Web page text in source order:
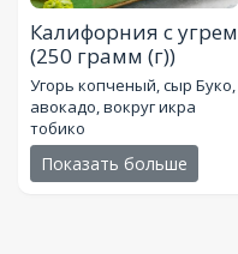
Калифорния с угрем
(250 грамм (г))
Угорь копченый, сыр Буко,
авокадо, вокруг икра
тобико
Показать больше